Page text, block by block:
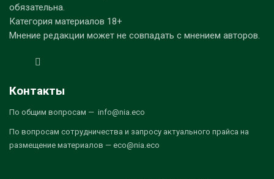
обязательна.
Категория материалов 18+
Мнение редакции может не совпадать с мнением авторов.
Контакты
По общим вопросам — info@nia.eco
По вопросам сотрудничества и запросу актуального прайса на
размещение материалов — eco@nia.eco